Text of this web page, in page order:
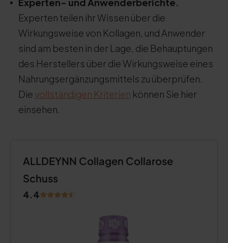
Experten teilen ihr Wissen über die
Wirkungsweise von Kollagen, und Anwender
sind am besten in der Lage, die Behauptungen
des Herstellers über die Wirkungsweise eines
Nahrungsergänzungsmittels zu überprüfen.
Die vollständigen Kriterien können Sie hier
einsehen.
ALLDEYNN Collagen Collarose
Schuss
4.4